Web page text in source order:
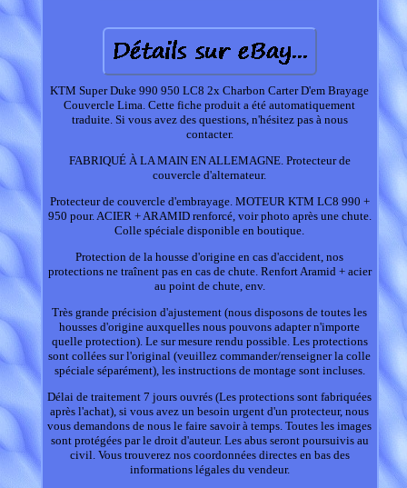
KTM Super Duke 990 950 LC8 2x Charbon Carter D'em Brayage
Couvercle Lima. Cette fiche produit a été automatiquement
traduite. Si vous avez des questions, n'hésitez pas à nous
contacter.
FABRIQUÉ À LA MAIN EN ALLEMAGNE. Protecteur de
couvercle d'alternateur.
Protecteur de couvercle d'embrayage. MOTEUR KTM LC8 990 +
950 pour. ACIER + ARAMID renforcé, voir photo après une chute.
Colle spéciale disponible en boutique.
Protection de la housse d'origine en cas d'accident, nos
protections ne traînent pas en cas de chute. Renfort Aramid + acier
au point de chute, env.
Très grande précision d'ajustement (nous disposons de toutes les
housses d'origine auxquelles nous pouvons adapter n'importe
quelle protection). Le sur mesure rendu possible. Les protections
sont collées sur l'original (veuillez commander/renseigner la colle
spéciale séparément), les instructions de montage sont incluses.
Délai de traitement 7 jours ouvrés (Les protections sont fabriquées
après l'achat), si vous avez un besoin urgent d'un protecteur, nous
vous demandons de nous le faire savoir à temps. Toutes les images
sont protégées par le droit d'auteur. Les abus seront poursuivis au
civil. Vous trouverez nos coordonnées directes en bas des
informations légales du vendeur.